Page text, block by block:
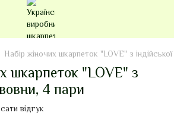
Набір жіночих шкарпеток "LOVE" з
шкарпеток "LOVE" з
4 пари
відгук